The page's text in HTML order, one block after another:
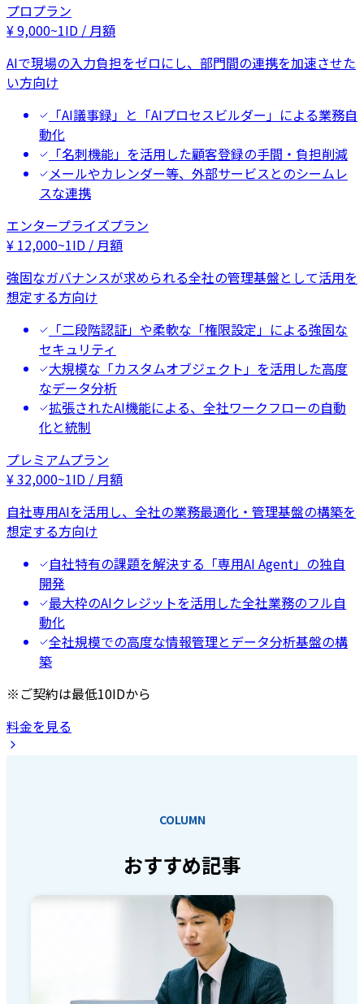
プロプラン
¥9,000~1ID / 月額
AIで現場の入力負担をゼロにし、部門間の連携を加速させた
い方向け
「AI議事録」と「AIプロセスビルダー」による業務自
動化
「名刺機能」を活用した顧客登録の手間・負担削減
メールやカレンダー等、外部サービスとのシームレ
スな連携
エンタープライズプラン
¥ 12,000~1ID / 月額
強固なガバナンスが求められる全社の管理基盤として活用を
想定する方向け
「二段階認証」や柔軟な「権限設定」による強固な
セキュリティ
大規模な「カスタムオブジェクト」を活用した高度
なデータ分析
拡張されたAI機能による、全社ワークフローの自動
化と統制
プレミアムプラン
¥32,000~1ID / 月額
自社専用AIを活用し、全社の業務最適化・管理基盤の構築を
想定する方向け
自社特有の課題を解決する「専用AI Agent」の独自
開発
最大枠のAIクレジットを活用した全社業務のフル自
動化
全社規模での高度な情報管理とデータ分析基盤の構
築
※ご契約は最低10IDから
料金を見る
COLUMN
おすすめ記事